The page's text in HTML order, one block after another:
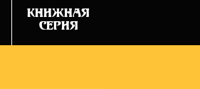
КНИЖНАЯ
СЕРИЯ